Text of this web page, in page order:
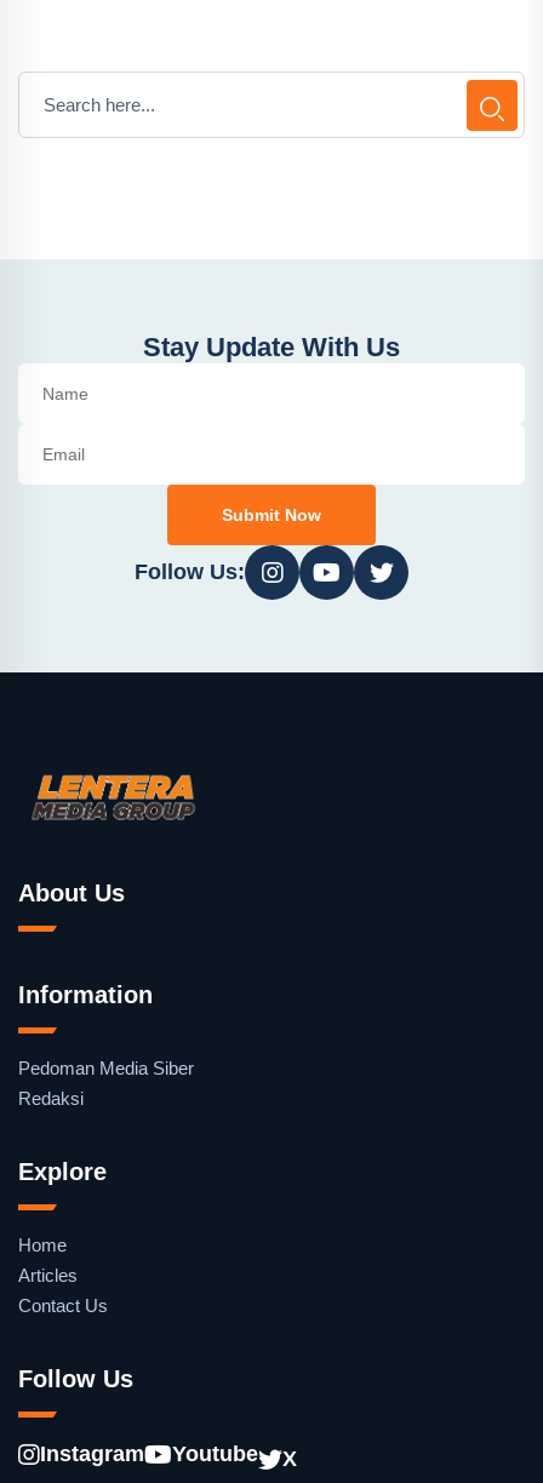
Stay Update With Us
Submit Now
Follow Us:
About Us
Information
Pedoman Media Siber
Redaksi
Explore
Home
Articles
Contact Us
Follow Us
Instagram Youtube X